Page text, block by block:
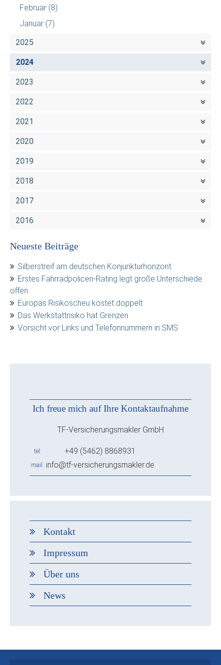
Februar (8)
Januar (7)
2025
2024
2023
2022
2021
2020
2019
2018
2017
2016
Neueste Beiträge
Silberstreif am deutschen Konjunkturhorizont
Erstes Fahrradpolicen-Rating legt große Unterschiede
offen
Europas Risikoscheu kostet doppelt
Das Werkstattrisiko hat Grenzen
Vorsicht vor Links und Telefonnummern in SMS
Ich freue mich auf Ihre Kontaktaufnahme
TF-Versicherungsmakler GmbH
tel +49 (5462) 8868931
mail info@tf-versicherungsmakler.de
Kontakt
Impressum
Über uns
News